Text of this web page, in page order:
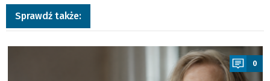
Sprawdź także:
a
0